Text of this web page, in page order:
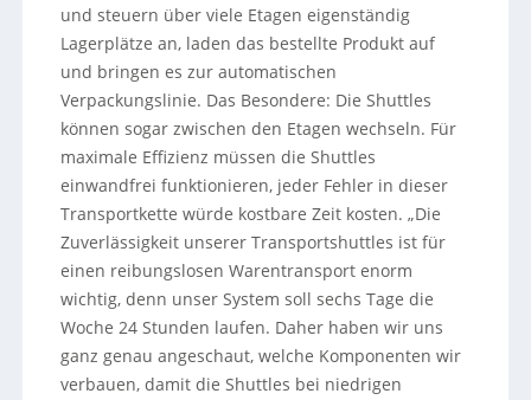
und steuern über viele Etagen eigenständig
Lagerplätze an, laden das bestellte Produkt auf
und bringen es zur automatischen
Verpackungslinie. Das Besondere: Die Shuttles
können sogar zwischen den Etagen wechseln. Für
maximale Effizienz müssen die Shuttles
einwandfrei funktionieren, jeder Fehler in dieser
Transportkette würde kostbare Zeit kosten. „Die
Zuverlässigkeit unserer Transportshuttles ist für
einen reibungslosen Warentransport enorm
wichtig, denn unser System soll sechs Tage die
Woche 24 Stunden laufen. Daher haben wir uns
ganz genau angeschaut, welche Komponenten wir
verbauen, damit die Shuttles bei niedrigen